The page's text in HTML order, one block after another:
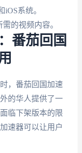
系统。
的视频内容。
番茄回国
，番茄回国加速
的华人提供了一
临下架版本的限
速器可以让用户